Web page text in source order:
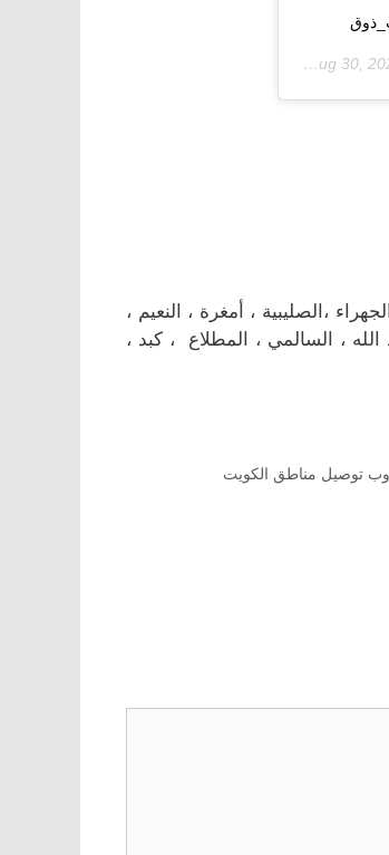
Aug 30,
،الصليبية ، أمغرة ، النعيم ،
الله ، السالمي ، المطلاع ، كبد ،
توصيل مناطق الكويت